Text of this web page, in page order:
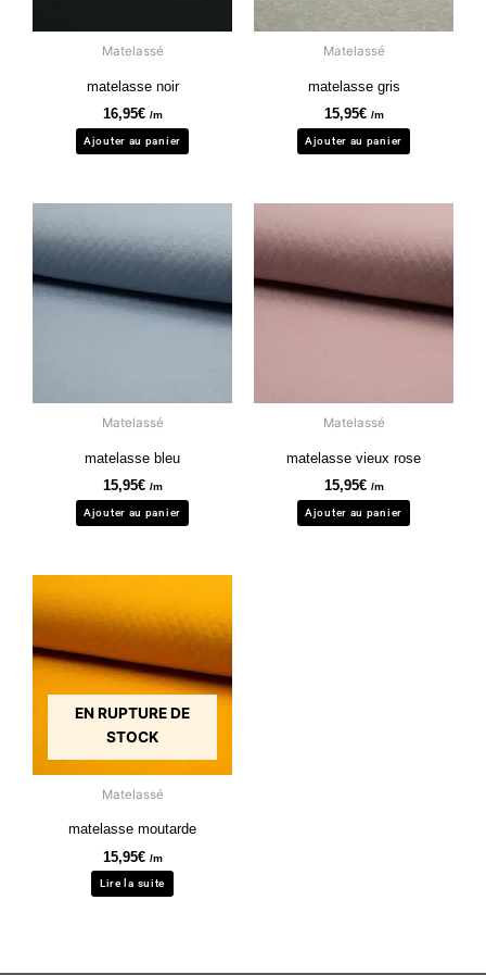
Matelassé
matelasse noir
16,95€ /m
Ajouter au panier
Matelassé
matelasse gris
15,95€ /m
Ajouter au panier
Matelassé
matelasse bleu
15,95€ /m
Ajouter au panier
Matelassé
matelasse vieux rose
15,95€ /m
Ajouter au panier
EN RUPTURE DE
STOCK
Matelassé
matelasse moutarde
15,95€ /m
Lire la suite